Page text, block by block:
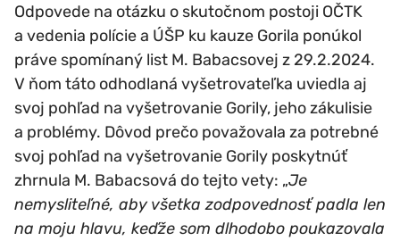
Odpovede na otázku o skutočnom postoji OČTK
a vedenia polície a ÚŠP ku kauze Gorila ponúkol
práve spomínaný list M. Babacsovej z 29.2.2024.
V ňom táto odhodlaná vyšetrovateľka uviedla aj
svoj pohľad na vyšetrovanie Gorily, jeho zákulisie
a problémy. Dôvod prečo považovala za potrebné
svoj pohľad na vyšetrovanie Gorily poskytnúť
zhrnula M. Babacsová do tejto vety: „Je
nemysliteľné, aby všetka zodpovednosť padla len
na moju hlavu, keďže som dlhodobo poukazovala